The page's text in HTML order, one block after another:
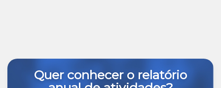
Quer conhecer o relatório